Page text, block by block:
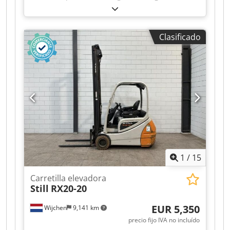
, tipo de combustible:
eléctrico, tipo de mástil:otro, 5246416 Número
de serie: 90375221 Dwjdpfx Apjztiadscsa Error
E0181
Clasificado
1 / 15
Wijchen 9,141 km
Carretilla elevadora
Still RX20-20
EUR 5,350
precio fijo IVA no incluído